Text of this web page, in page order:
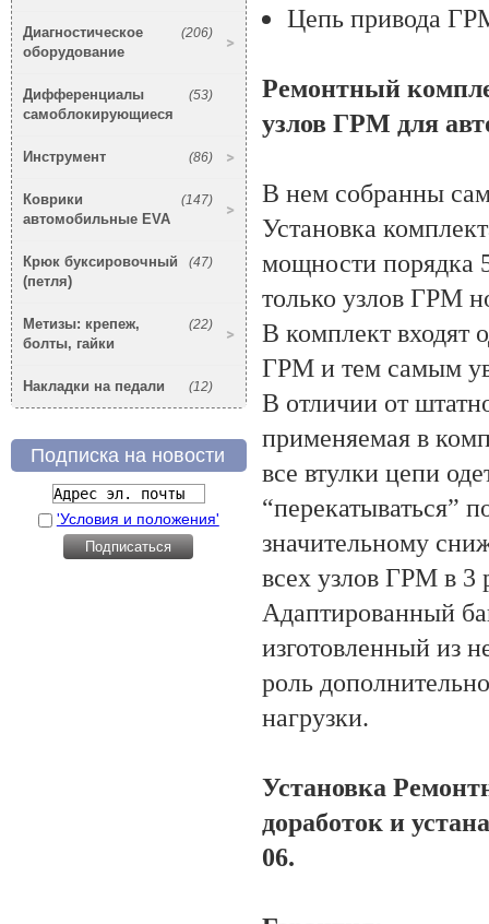
(206)
Диагностическое
оборудование
(53)
Дифференциалы
самоблокирующиеся
(86)
Инструмент
(147)
Коврики
автомобильные EVA
(47)
Крюк буксировочный
(петля)
(22)
Метизы: крепеж,
болты, гайки
(12)
Накладки на педали
Подписка на новости
'Условия и положения'
Цепь привода
Ремонтный
узлов ГРМ для
В нем собранны
Установка
мощности порядка
только узлов ГРМ
В комплект входят
ГРМ и тем самым
В отличии от
применяемая в
все втулки цепи
“перекатываться”
значительному
всех узлов ГРМ в 3
Адаптированный
изготовленный из
роль
нагрузки.
Установка
доработок и
06.